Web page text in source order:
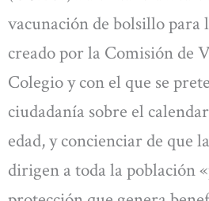
vacunación de bolsillo para
creado por la Comisión de
Colegio y con el que se
ciudadanía sobre el
edad, y concienciar de que
dirigen a toda la población